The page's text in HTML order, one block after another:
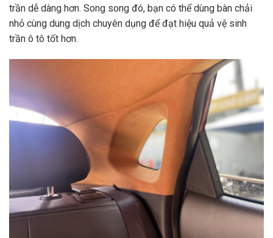
trần dễ dàng hơn. Song song đó, bạn có thể dùng bàn chải
nhỏ cùng dung dịch chuyên dụng để đạt hiệu quả vệ sinh
trần ô tô tốt hơn.